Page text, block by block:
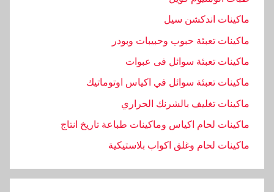
ماكينات اندكشن سيل
ماكينات تعبئة حبوب وحبيبات وبودر
ماكينات تعبئة سوائل فى عبوات
ماكينات تعبئة سوائل في اكياس اوتوماتيك
ماكينات تغليف بالشرنك الحراري
ماكينات لحام اكياس وماكينات طباعة تاريخ انتاج
ماكينات لحام وغلق اكواب بلاستيكية